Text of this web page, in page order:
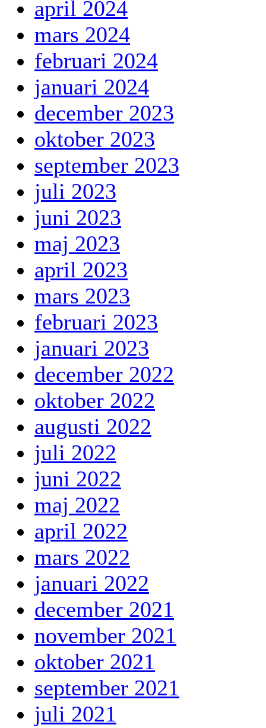
april 2024
mars 2024
februari 2024
januari 2024
december 2023
oktober 2023
september 2023
juli 2023
juni 2023
maj 2023
april 2023
mars 2023
februari 2023
januari 2023
december 2022
oktober 2022
augusti 2022
juli 2022
juni 2022
maj 2022
april 2022
mars 2022
januari 2022
december 2021
november 2021
oktober 2021
september 2021
juli 2021